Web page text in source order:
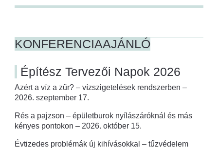
KONFERENCIAAJÁNLÓ
Építész Tervezői Napok 2026
Azért a víz a zűr? – vízszigetelések rendszerben –
2026. szeptember 17.
Rés a pajzson – épületburok nyílászáróknál és más
kényes pontokon – 2026. október 15.
Évtizedes problémák új kihívásokkal – tűzvédelem